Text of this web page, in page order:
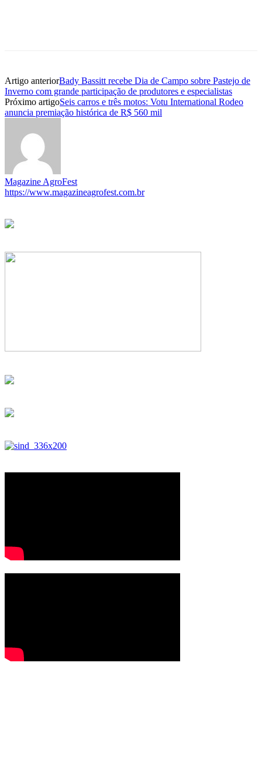
Artigo anteriorBady Bassitt recebe Dia de Campo sobre Pastejo de
Inverno com grande participação de produtores e especialistas
Próximo artigoSeis carros e três motos: Votu International Rodeo
anuncia premiação histórica de R$ 560 mil
Magazine AgroFest
https://www.magazineagrofest.com.br